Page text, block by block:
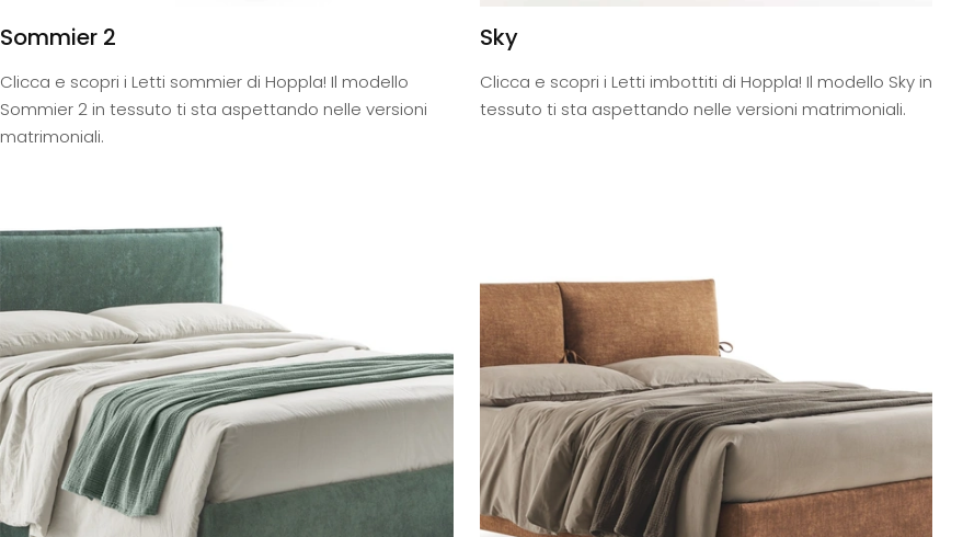
Sommier 2
Clicca e scopri i Letti sommier di Hoppla! Il modello
Sommier 2 in tessuto ti sta aspettando nelle versioni
matrimoniali.
Sky
Clicca e scopri i Letti imbottiti di Hoppla! Il modello Sky in
tessuto ti sta aspettando nelle versioni matrimoniali.